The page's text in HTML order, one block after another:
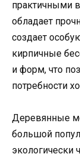
практичными
обладает
создает
кирпичные
и форм, что
потребности
Деревянные
большой
экологически